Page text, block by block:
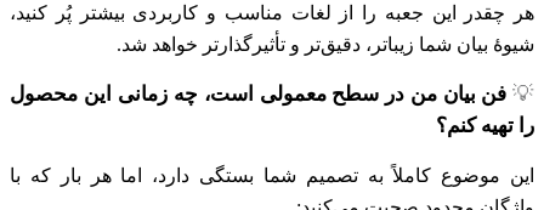
هر چقدر این جعبه را از لغات مناسب و کاربردی بیشتر پُر کنید،
شیوهٔ بیان شما زیباتر، دقیق‌تر و تأثیرگذارتر خواهد شد.
💡 فن بیان من در سطح معمولی است، چه زمانی این محصول
را تهیه کنم؟
این موضوع کاملاً به تصمیم شما بستگی دارد، اما هر بار که با